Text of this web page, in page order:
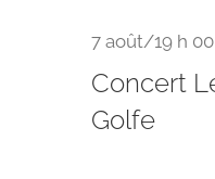
7 août/19 h
Concert
Golfe